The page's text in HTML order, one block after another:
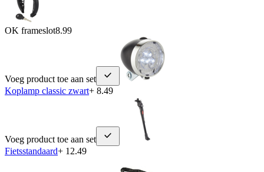
OK frameslot8.99
Voeg product toe aan set
Koplamp classic zwart+ 8.49
Voeg product toe aan set
Fietsstandaard+ 12.49